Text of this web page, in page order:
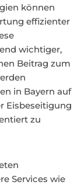
können
effizienter
wichtiger,
Beitrag zum
in Bayern auf
Eisbeseitigung
zu
Services wie